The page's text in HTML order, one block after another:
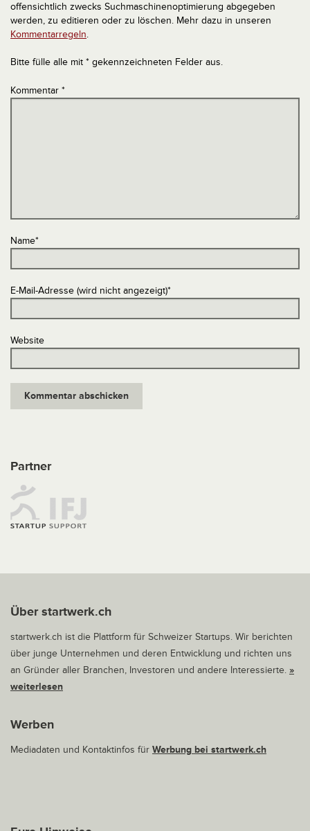
offensichtlich zwecks Suchmaschinenoptimierung abgegeben
werden, zu editieren oder zu löschen. Mehr dazu in unseren
Kommentarregeln.
Bitte fülle alle mit * gekennzeichneten Felder aus.
Kommentar *
Name*
E-Mail-Adresse (wird nicht angezeigt)*
Website
Partner
Über startwerk.ch
startwerk.ch ist die Plattform für Schweizer Startups. Wir berichten
über junge Unternehmen und deren Entwicklung und richten uns
an Gründer aller Branchen, Investoren und andere Interessierte. »
weiterlesen
Werben
Mediadaten und Kontaktinfos für Werbung bei startwerk.ch